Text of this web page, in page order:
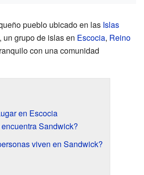
pueblo ubicado en las Islas
, un grupo de islas en Escocia, Reino
con una comunidad
en Escocia
Sandwick?
viven en Sandwick?